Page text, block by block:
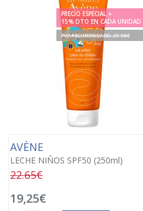
PRECIO ESPECIAL +
15% DTO EN CADA UNIDAD
PVP RECOMENDADO. 29.90€
AVÈNE
LECHE NIÑOS SPF50 (250ml)
22.65€
19,25€